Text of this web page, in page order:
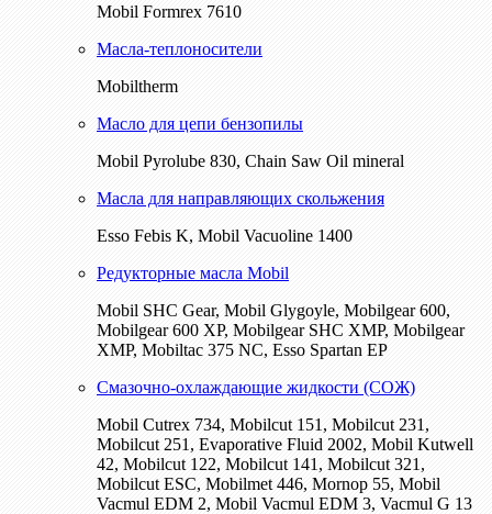
Mobil Formrex 7610
Масла-теплоносители
Mobiltherm
Масло для цепи бензопилы
Mobil Pyrolube 830, Chain Saw Oil mineral
Масла для направляющих скольжения
Esso Febis K, Mobil Vacuoline 1400
Редукторные масла Mobil
Mobil SHC Gear, Mobil Glygoyle, Mobilgear 600,
Mobilgear 600 XP, Mobilgear SHC XMP, Mobilgear
XМP, Mobiltac 375 NC, Esso Spartan EP
Смазочно-охлаждающие жидкости (СОЖ)
Mobil Cutrex 734, Mobilcut 151, Mobilcut 231,
Mobilcut 251, Evaporative Fluid 2002, Mobil Kutwell
42, Mobilcut 122, Mobilcut 141, Mobilcut 321,
Mobilcut ESC, Mobilmet 446, Mornop 55, Mobil
Vacmul EDM 2, Mobil Vacmul EDM 3, Vacmul G 13